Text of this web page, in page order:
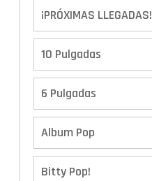
¡PRÓXIMAS LLEGADAS!
10 Pulgadas
6 Pulgadas
Album Pop
Bitty Pop!